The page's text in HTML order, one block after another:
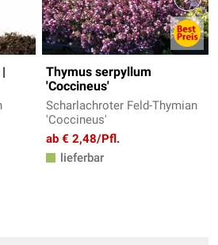
Thymus serpyllum
'Coccineus'
Scharlachroter Feld-Thymian
'Coccineus'
ab € 2,48/Pfl.
lieferbar